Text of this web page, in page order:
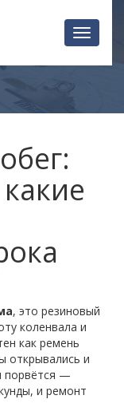
,это резиновый
коленвала и
какремень
открывались и
порвётся —
и ремонт